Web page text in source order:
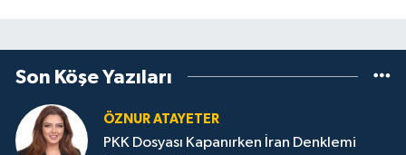
Son Köşe Yazıları
ÖZNUR ATAYETER
PKK Dosyası Kapanırken İran Denklemi